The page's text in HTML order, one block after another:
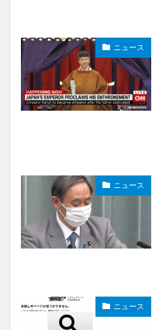
ニュース
ニュース
ニュース